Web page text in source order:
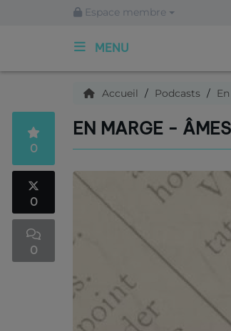
Espace membre
MENU
ACCUEIL
Qui sommes nous ?
Articles
Podcasts
Accueil Podcasts
EN MARGE -
0
0
0